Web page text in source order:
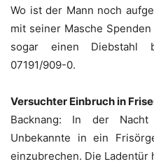
Wo ist der Mann noch
mit seiner Masche
sogar einen Diebstahl
07191/909-0.
Versuchter Einbruch in
Backnang: In der
Unbekannte in ein
einzubrechen. Die Ladentür